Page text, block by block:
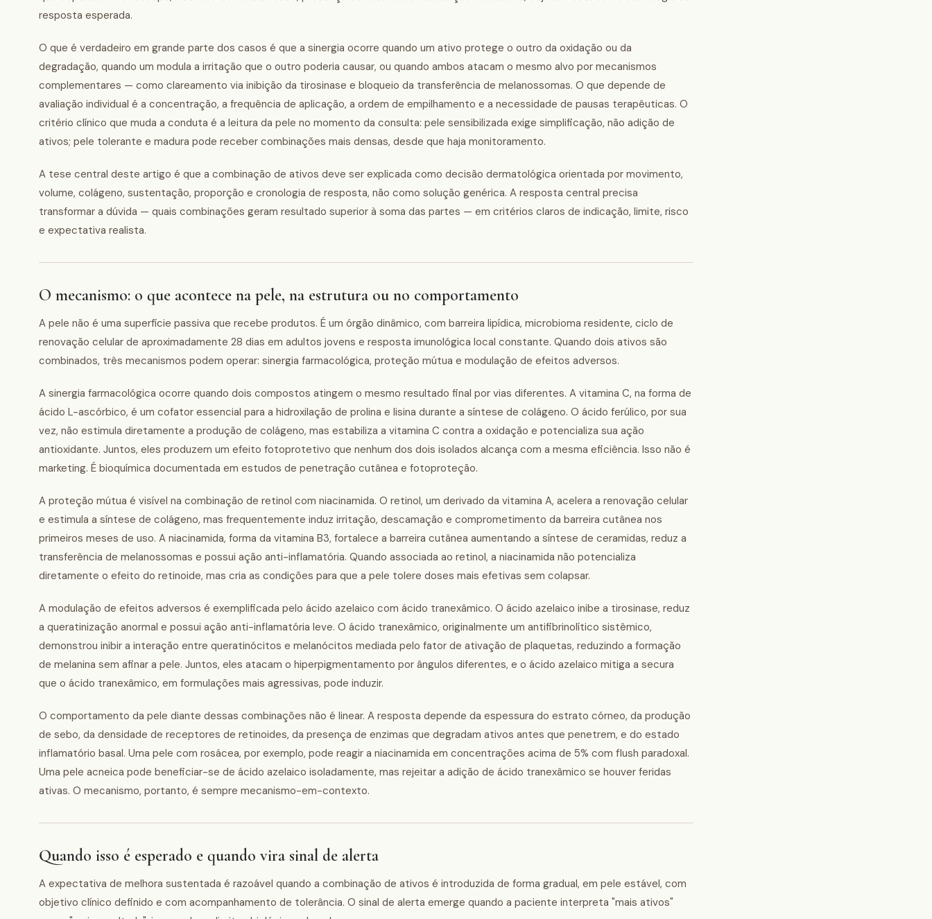
resposta esperada.
O que é verdadeiro em grande parte dos casos é que a sinergia ocorre quando um ativo protege o outro da oxidação ou da
degradação, quando um modula a irritação que o outro poderia causar, ou quando ambos atacam o mesmo alvo por mecanismos
complementares — como clareamento via inibição da tirosinase e bloqueio da transferência de melanossomas. O que depende de
avaliação individual é a concentração, a frequência de aplicação, a ordem de empilhamento e a necessidade de pausas terapêuticas. O
critério clínico que muda a conduta é a leitura da pele no momento da consulta: pele sensibilizada exige simplificação, não adição de
ativos; pele tolerante e madura pode receber combinações mais densas, desde que haja monitoramento.
A tese central deste artigo é que a combinação de ativos deve ser explicada como decisão dermatológica orientada por movimento,
volume, colágeno, sustentação, proporção e cronologia de resposta, não como solução genérica. A resposta central precisa
transformar a dúvida — quais combinações geram resultado superior à soma das partes — em critérios claros de indicação, limite, risco
e expectativa realista.
O mecanismo: o que acontece na pele, na estrutura ou no comportamento
A pele não é uma superfície passiva que recebe produtos. É um órgão dinâmico, com barreira lipídica, microbioma residente, ciclo de
renovação celular de aproximadamente 28 dias em adultos jovens e resposta imunológica local constante. Quando dois ativos são
combinados, três mecanismos podem operar: sinergia farmacológica, proteção mútua e modulação de efeitos adversos.
A sinergia farmacológica ocorre quando dois compostos atingem o mesmo resultado final por vias diferentes. A vitamina C, na forma de
ácido L-ascórbico, é um cofator essencial para a hidroxilação de prolina e lisina durante a síntese de colágeno. O ácido ferúlico, por sua
vez, não estimula diretamente a produção de colágeno, mas estabiliza a vitamina C contra a oxidação e potencializa sua ação
antioxidante. Juntos, eles produzem um efeito fotoprotetivo que nenhum dos dois isolados alcança com a mesma eficiência. Isso não é
marketing. É bioquímica documentada em estudos de penetração cutânea e fotoproteção.
A proteção mútua é visível na combinação de retinol com niacinamida. O retinol, um derivado da vitamina A, acelera a renovação celular
e estimula a síntese de colágeno, mas frequentemente induz irritação, descamação e comprometimento da barreira cutânea nos
primeiros meses de uso. A niacinamida, forma da vitamina B3, fortalece a barreira cutânea aumentando a síntese de ceramidas, reduz a
transferência de melanossomas e possui ação anti-inflamatória. Quando associada ao retinol, a niacinamida não potencializa
diretamente o efeito do retinoide, mas cria as condições para que a pele tolere doses mais efetivas sem colapsar.
A modulação de efeitos adversos é exemplificada pelo ácido azelaico com ácido tranexâmico. O ácido azelaico inibe a tirosinase, reduz
a queratinização anormal e possui ação anti-inflamatória leve. O ácido tranexâmico, originalmente um antifibrinolítico sistêmico,
demonstrou inibir a interação entre queratinócitos e melanócitos mediada pelo fator de ativação de plaquetas, reduzindo a formação
de melanina sem afinar a pele. Juntos, eles atacam o hiperpigmentamento por ângulos diferentes, e o ácido azelaico mitiga a secura
que o ácido tranexâmico, em formulações mais agressivas, pode induzir.
O comportamento da pele diante dessas combinações não é linear. A resposta depende da espessura do estrato córneo, da produção
de sebo, da densidade de receptores de retinoides, da presença de enzimas que degradam ativos antes que penetrem, e do estado
inflamatório basal. Uma pele com rosácea, por exemplo, pode reagir a niacinamida em concentrações acima de 5% com flush paradoxal.
Uma pele acneica pode beneficiar-se de ácido azelaico isoladamente, mas rejeitar a adição de ácido tranexâmico se houver feridas
ativas. O mecanismo, portanto, é sempre mecanismo-em-contexto.
Quando isso é esperado e quando vira sinal de alerta
A expectativa de melhora sustentada é razoável quando a combinação de ativos é introduzida de forma gradual, em pele estável, com
objetivo clínico definido e com acompanhamento de tolerância. O sinal de alerta emerge quando a paciente interpreta "mais ativos"